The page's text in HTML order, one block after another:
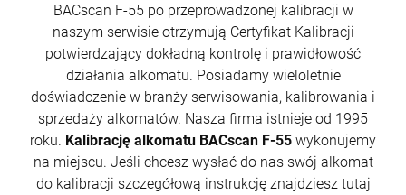
BACscan F-55 po przeprowadzonej kalibracji w
naszym serwisie otrzymują Certyfikat Kalibracji
potwierdzający dokładną kontrolę i prawidłowość
działania alkomatu. Posiadamy wieloletnie
doświadczenie w branży serwisowania, kalibrowania i
sprzedaży alkomatów. Nasza firma istnieje od 1995
roku. Kalibrację alkomatu BACscan F-55 wykonujemy
na miejscu. Jeśli chcesz wysłać do nas swój alkomat
do kalibracji szczegółową instrukcję znajdziesz tutaj